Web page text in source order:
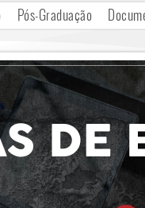
Pós-Graduação